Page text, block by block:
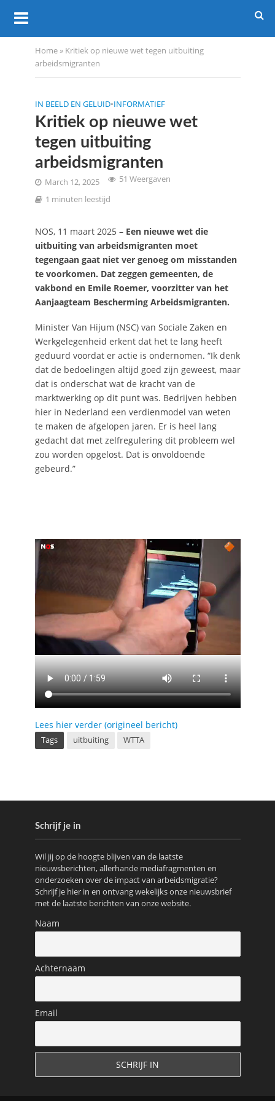
Home» Kritiek op nieuwe wet tegen uitbuiting
arbeidsmigranten
IN BEELD EN GELUID•INFORMATIEF
Kritiek op nieuwe wet
tegen uitbuiting
arbeidsmigranten
March 12, 2025
51 Weergaven
1 minuten leestijd
NOS, 11 maart 2025 – Een nieuwe wet die
uitbuiting van arbeidsmigranten moet
tegengaan gaat niet ver genoeg om misstanden
te voorkomen. Dat zeggen gemeenten, de
vakbond en Emile Roemer, voorzitter van het
Aanjaagteam Bescherming Arbeidsmigranten.
Minister Van Hijum (NSC) van Sociale Zaken en
Werkgelegenheid erkent dat het te lang heeft
geduurd voordat er actie is ondernomen. “Ik denk
dat de bedoelingen altijd goed zijn geweest, maar
dat is onderschat wat de kracht van de
marktwerking op dit punt was. Bedrijven hebben
hier in Nederland een verdienmodel van weten
te maken de afgelopen jaren. Er is heel lang
gedacht dat met zelfregulering dit probleem wel
zou worden opgelost. Dat is onvoldoende
gebeurd.”
Lees hier verder (origineel bericht)
Tags uitbuiting WTTA
Schrijf je in
Wil jij op de hoogte blijven van de laatste
nieuwsberichten, allerhande mediafragmenten en
onderzoeken over de impact van arbeidsmigratie?
Schrijf je hier in en ontvang wekelijks onze nieuwsbrief
met de laatste berichten van onze website.
Naam
Achternaam
Email